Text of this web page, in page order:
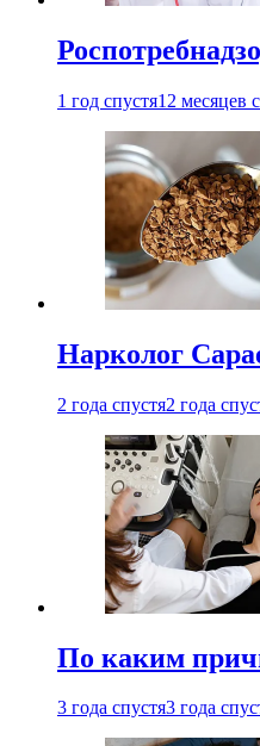
1 год спустя12 месяцев
Нарколог
2 года спустя2 года
По каким
3 года спустя3 года